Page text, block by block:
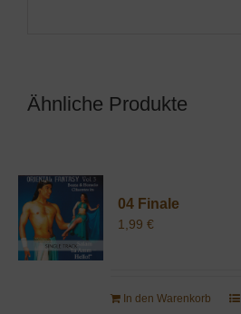
Ähnliche Produkte
04 Finale
1,99 €
In den Warenkorb